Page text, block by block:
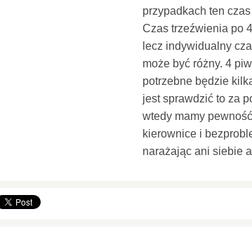
przypadkach ten
Czas trzeźwienia po
lecz indywidualny
może być różny. 4
potrzebne będzie
jest sprawdzić to za
wtedy mamy
kierownice i
narażając ani siebie